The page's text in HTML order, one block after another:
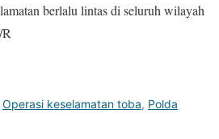
berlalu lintas di seluruh wilayah
Operasi keselamatan toba, Polda